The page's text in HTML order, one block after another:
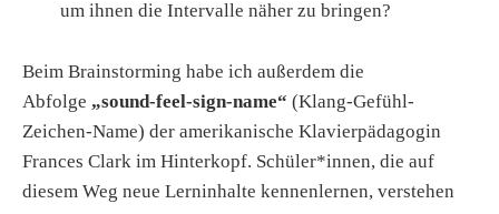
um ihnen die Intervalle näher zu bringen?
Beim Brainstorming habe ich außerdem die
Abfolge „sound-feel-sign-name“ (Klang-Gefühl-
Zeichen-Name) der amerikanische Klavierpädagogin
Frances Clark im Hinterkopf. Schüler*innen, die auf
diesem Weg neue Lerninhalte kennenlernen, verstehen